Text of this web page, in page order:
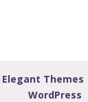
Elegant Themes
WordPress